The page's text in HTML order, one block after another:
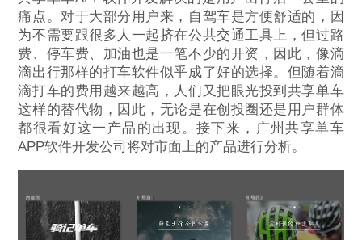
痛点。对于大部分用户来，自驾车是方便舒适的，因
为不需要跟很多人一起挤在公共交通工具上，但过路
费、停车费、加油也是一笔不少的开资，因此，像滴
滴出行那样的打车软件似乎成了好的选择。但随着滴
滴打车的费用越来越高，人们又把眼光投到共享单车
这样的替代物，因此，无论是在创投圈还是用户群体
都很看好这一产品的出现。接下来，广州共享单车
APP软件开发公司将对市面上的产品进行分析。